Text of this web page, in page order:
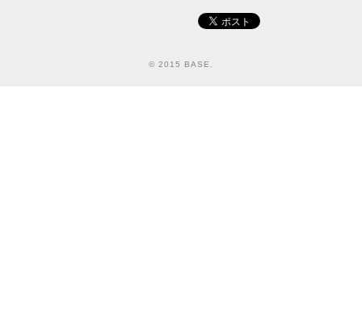
© 2015 BASE.